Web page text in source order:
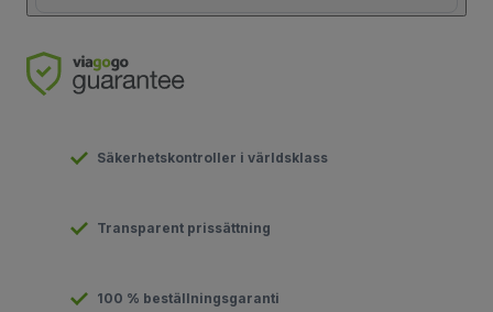
Säkerhetskontroller i världsklass
Transparent prissättning
100 % beställningsgaranti